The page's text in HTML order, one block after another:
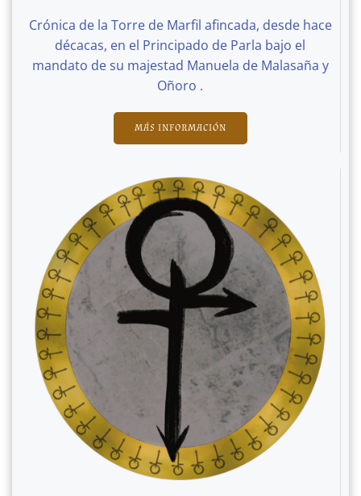
Crónica de la Torre de Marfil afincada, desde hace
décacas, en el Principado de Parla bajo el
mandato de su majestad Manuela de Malasaña y
Oñoro .
MÁS INFORMACIÓN